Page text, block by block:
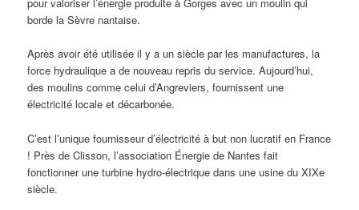
borde la Sèvre nantaise.
Après avoir été utilisée il y a un siècle par les manufactures, la
force hydraulique a de nouveau repris du service. Aujourd’hui,
des moulins comme celui d’Angreviers, fournissent une
électricité locale et décarbonée.
C’est l’unique fournisseur d’électricité à but non lucratif en France
! Près de Clisson, l’association Énergie de Nantes fait
fonctionner une turbine hydro-électrique dans une usine du XIXe
siècle.